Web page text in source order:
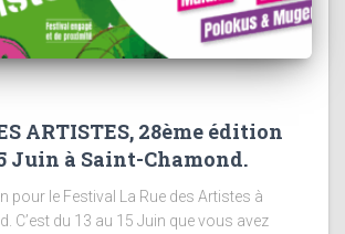
ARTISTES, 28ème édition
Juin à Saint-Chamond.
pour le Festival La Rue des Artistes à
C’est du 13 au 15 Juin que vous avez